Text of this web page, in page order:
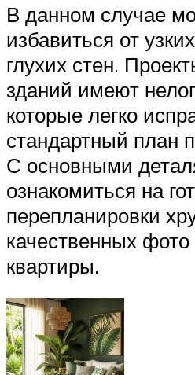
В данном случае
избавиться от
глухих стен.
зданий имеют
которые легко
стандартный план
С основными
ознакомиться на
перепланировки
качественных
квартиры.